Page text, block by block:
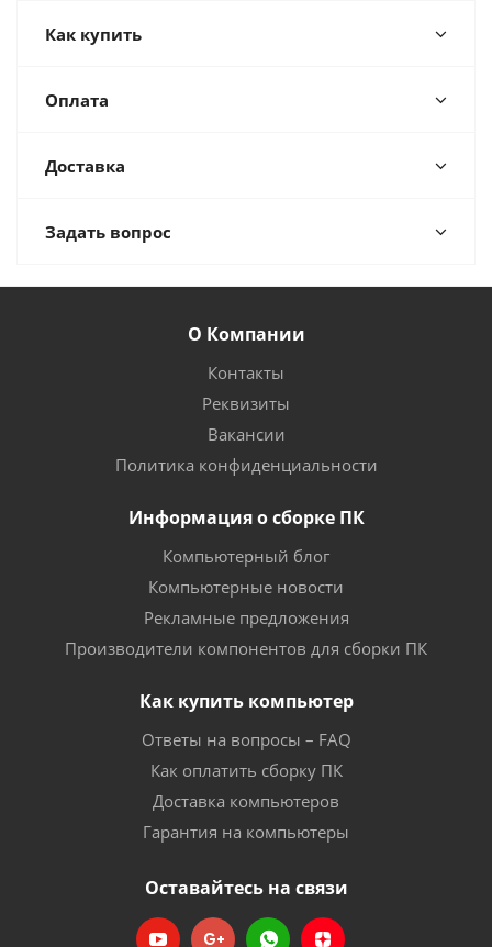
Как купить
Оплата
Доставка
Задать вопрос
О Компании
Контакты
Реквизиты
Вакансии
Политика конфиденциальности
Информация о сборке ПК
Компьютерный блог
Компьютерные новости
Рекламные предложения
Производители компонентов для сборки ПК
Как купить компьютер
Ответы на вопросы – FAQ
Как оплатить сборку ПК
Доставка компьютеров
Гарантия на компьютеры
Оставайтесь на связи